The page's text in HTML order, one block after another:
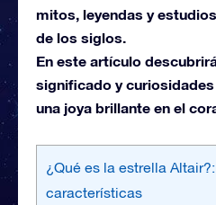
mitos, leyendas y
de los siglos.
En este artículo
significado y
una joya brillante en el
¿Qué es la estrella
características